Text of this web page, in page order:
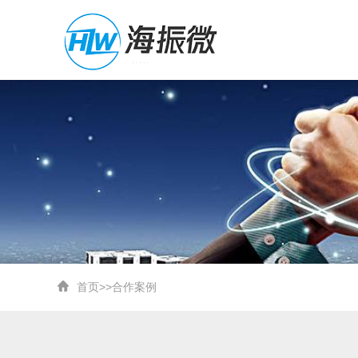
首页>>合作案例